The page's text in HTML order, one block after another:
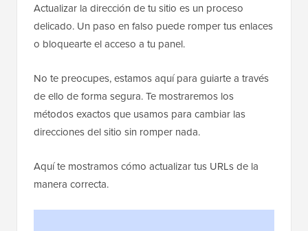
Actualizar la dirección de tu sitio es un proceso
delicado. Un paso en falso puede romper tus enlaces
o bloquearte el acceso a tu panel.
No te preocupes, estamos aquí para guiarte a través
de ello de forma segura. Te mostraremos los
métodos exactos que usamos para cambiar las
direcciones del sitio sin romper nada.
Aquí te mostramos cómo actualizar tus URLs de la
manera correcta.